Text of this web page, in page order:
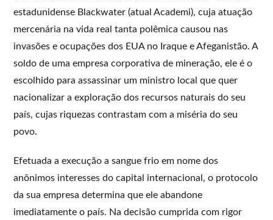
estadunidense Blackwater (atual Academi), cuja atuação
mercenária na vida real tanta polêmica causou nas
invasões e ocupações dos EUA no Iraque e Afeganistão. A
soldo de uma empresa corporativa de mineração, ele é o
escolhido para assassinar um ministro local que quer
nacionalizar a exploração dos recursos naturais do seu
país, cujas riquezas contrastam com a miséria do seu
povo.
Efetuada a execução a sangue frio em nome dos
anônimos interesses do capital internacional, o protocolo
da sua empresa determina que ele abandone
imediatamente o país. Na decisão cumprida com rigor